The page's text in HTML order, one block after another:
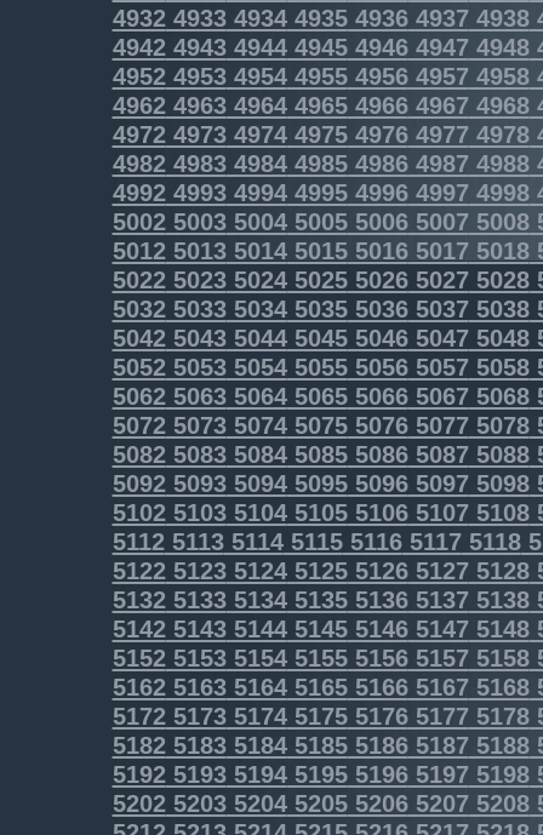
493249334934493549364937 4938
494249434944494549464947 4948
495249534954495549564957 4958
496249634964496549664967 4968
497249734974497549764977 4978
498249834984498549864987 4988
499249934994499549964997 4998
500250035004500550065007 5008
501250135014501550165017 5018
5022502350245025502650275028
5032503350345035503650375038
5042504350445045504650475048
5052505350545055505650575058
5062506350645065506650675068
5072507350745075507650775078
5082508350845085508650875088
5092509350945095509650975098
5102510351045105510651075108
5112511351145115511651175118
5122512351245125512651275128
5132513351345135513651375138
5142514351445145514651475148
5152515351545155515651575158
5162516351645165516651675168
517251735174517551765177 5178
518251835184518551865187 5188
519251935194519551965197 5198
520252035204520552065207 5208